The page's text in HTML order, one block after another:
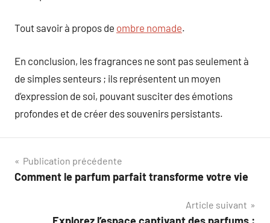
Tout savoir à propos de ombre nomade.
En conclusion, les fragrances ne sont pas seulement à
de simples senteurs ; ils représentent un moyen
d’expression de soi, pouvant susciter des émotions
profondes et de créer des souvenirs persistants.
Navigation
de
Publication précédente
Comment le parfum parfait transforme votre vie
Article suivant